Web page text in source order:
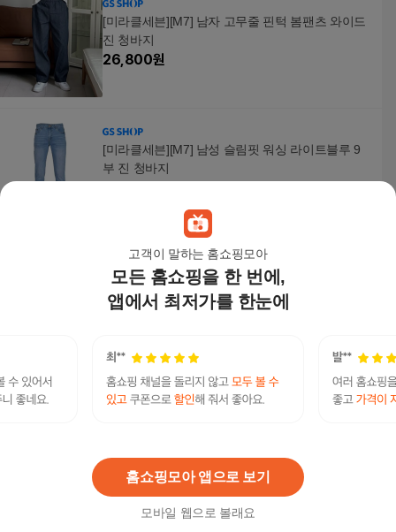
고객이 말하는 홈쇼핑모아
모든 홈쇼핑을 한 번에,
앱에서 최저가를 한눈에
홈쇼핑모아 앱으로 보기
모바일 웹으로 볼래요
[미라클세븐][M7] 남자 고무줄 핀턱 봄팬츠 와이드
진 청바지
26,800원
[미라클세븐][M7] 남성 슬림핏 워싱 라이트블루 9
부 진 청바지
남자 여자 와이드 데님 버뮤다 반바지
45,800원
남자 청 와이드 데님 스트레이트 팬츠